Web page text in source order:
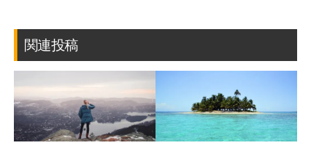
ク
ー
ク
に
保
存
関連投稿